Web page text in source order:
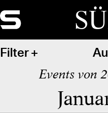
Filter
Events von